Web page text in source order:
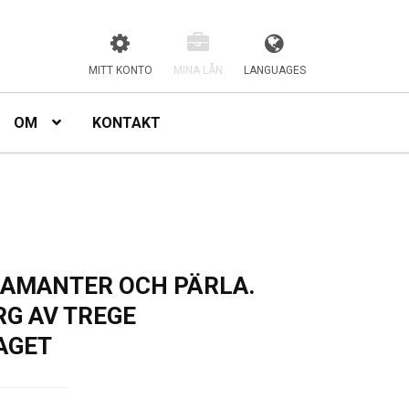
MITT KONTO MINA LÅN LANGUAGES
OM KONTAKT
OCH PÄRLA.
AV TREGE